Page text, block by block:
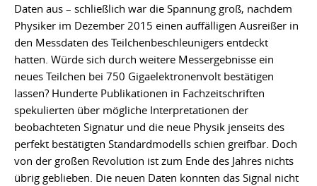
Daten aus – schließlich war die Spannung groß, nachdem
Physiker im Dezember 2015 einen auffälligen Ausreißer in
den Messdaten des Teilchenbeschleunigers entdeckt
hatten. Würde sich durch weitere Messergebnisse ein
neues Teilchen bei 750 Gigaelektronenvolt bestätigen
lassen? Hunderte Publikationen in Fachzeitschriften
spekulierten über mögliche Interpretationen der
beobachteten Signatur und die neue Physik jenseits des
perfekt bestätigten Standardmodells schien greifbar. Doch
von der großen Revolution ist zum Ende des Jahres nichts
übrig geblieben. Die neuen Daten konnten das Signal nicht